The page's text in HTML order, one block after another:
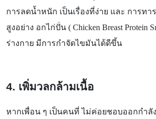
การลดน้ำหนัก เป็นเรื่องที่ง่าย และ การท
สูงอย่าง อกไก่ปั่น ( Chicken Breast Protein
ร่างกาย มีการกำจัดไขมันได้ดีขึ้น
4. เพิ่มวลกล้ามเนื้อ
หากเพื่อน ๆ เป็นคนที่ ไม่ค่อยชอบออกกำลั